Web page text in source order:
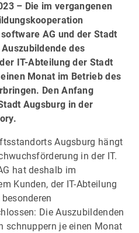
– Die im vergangenen
AG und der Stadt
des
IT-Abteilung der Stadt
Monat im Betrieb des
Den Anfang
Augsburg in der
Augsburg hängt
in der IT.
hat deshalb im
Kunden, der IT-Abteilung
Die Auszubildenden
schnuppern je einen Monat